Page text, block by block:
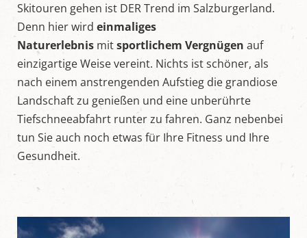
p
f
a
r
r
,
S
a
l
z
u
u
Skitouren gehen ist DER Trend im Salzburgerland.
Denn hier wird einmaliges
Naturerlebnis mitsportlichem Vergnügen auf
einzigartige Weise vereint. Nichts ist schöner, als
nach einem anstrengenden Aufstieg die grandiose
Landschaft zu genießen und eine unberührte
Tiefschneeabfahrt runter zu fahren. Ganz nebenbei
tun Sie auch noch etwas für Ihre Fitness und Ihre
Gesundheit.